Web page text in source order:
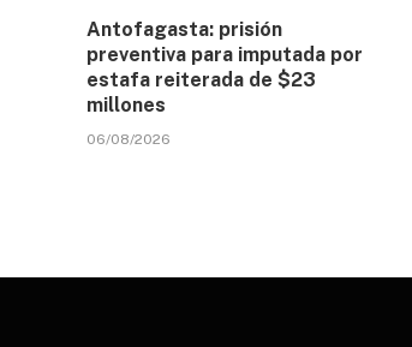
Antofagasta: prisión
preventiva para imputada por
estafa reiterada de $23
millones
06/08/2026